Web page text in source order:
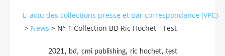
L' actu des collections presse et par correspondance (VPC)
> News > N° 1 Collection BD Ric Hochet - Test
2021 , bd , cmi publishing, ric hochet, test